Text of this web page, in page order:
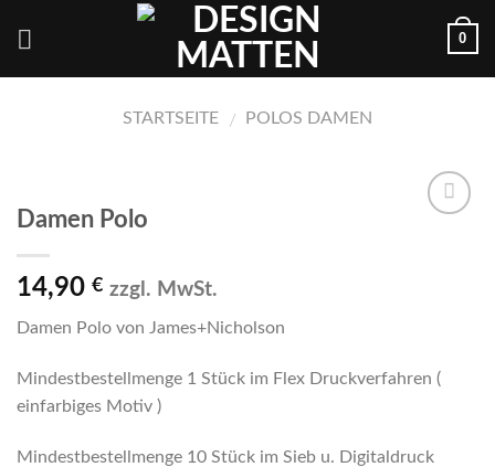
0
STARTSEITE / POLOS DAMEN
Damen Polo
14,90 € zzgl. MwSt.
Damen Polo von James+Nicholson
Mindestbestellmenge 1 Stück im Flex Druckverfahren (
einfarbiges Motiv )
Mindestbestellmenge 10 Stück im Sieb u. Digitaldruck